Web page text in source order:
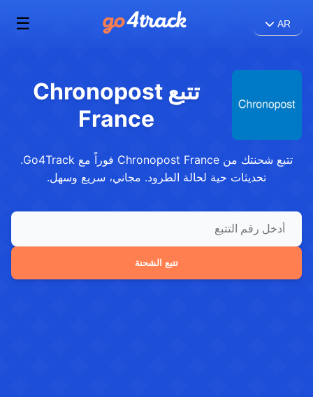
AR
☰
تتبع Chronopost
France
تتبع شحنتك من Chronopost France فوراً مع Go4Track.
تحديثات حية لحالة الطرود. مجاني، سريع وسهل.
تتبع الشحنة